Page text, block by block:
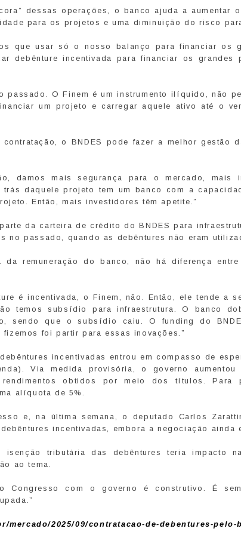
dessas operações, o banco ajuda a aumentar
para os projetos e uma diminuição do risco
que usar só o nosso balanço para financiar os
debênture incentivada para financiar os grandes
passado. O Finem é um instrumento ilíquido, não
um projeto e carregar aquele ativo até o
o BNDES pode fazer a melhor gestão
damos mais segurança para o mercado, mais
daquele projeto tem um banco com a
Então, mais investidores têm apetite.”
da carteira de crédito do BNDES para
no passado, quando as debêntures não eram
remuneração do banco, não há diferença
é incentivada, o Finem, não. Então, ele tende a
temos subsídio para infraestrutura. O banco
sendo que o subsídio caiu. O funding do
foi partir para essas inovações.”
incentivadas entrou em compasso de
Via medida provisória, o governo
obtidos por meio dos títulos. Para
alíquota de 5%.
e, na última semana, o deputado Carlos
incentivadas, embora a negociação ainda
tributária das debêntures teria impacto
ao tema.
Congresso com o governo é construtivo. É
2025/09/contratacao-de-debentures-pelo-